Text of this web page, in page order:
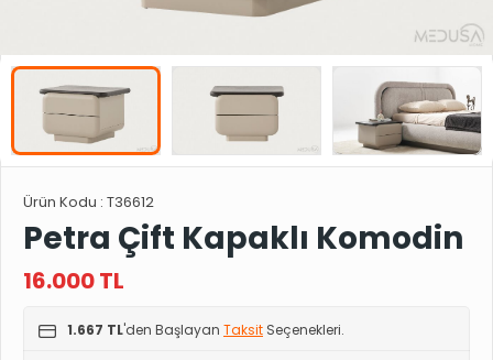
Ürün Kodu : T36612
Petra Çift Kapaklı Komodin
16.000TL
1.667 TL'den Başlayan Taksit Seçenekleri.